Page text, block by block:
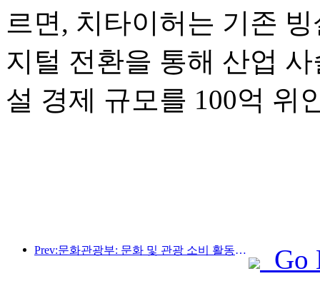
르면, 치타이허는 기존
지털 전환을 통해 산업
설 경제 규모를 100억 위
Prev:문화관광부: 문화 및 관광 소비 활동과 여행을 안내하기 위해 수요와 공급 모두에 초점을 맞춥니다.
Go